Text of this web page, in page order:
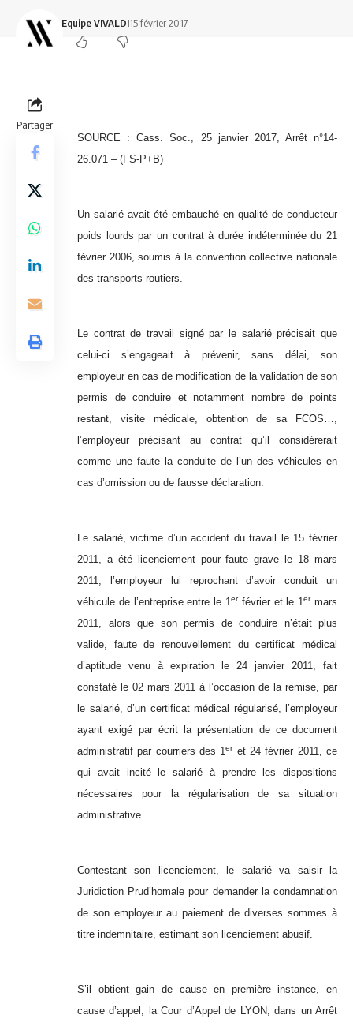
Equipe VIVALDI15 février 2017
Partager
SOURCE : Cass. Soc., 25 janvier 2017, Arrêt n°14-
26.071 – (FS-P+B)
Un salarié avait été embauché en qualité de conducteur
poids lourds par un contrat à durée indéterminée du 21
février 2006, soumis à la convention collective nationale
des transports routiers.
Le contrat de travail signé par le salarié précisait que
celui-ci s’engageait à prévenir, sans délai, son
employeur en cas de modification de la validation de son
permis de conduire et notamment nombre de points
restant, visite médicale, obtention de sa FCOS…,
l’employeur précisant au contrat qu’il considérerait
comme une faute la conduite de l’un des véhicules en
cas d’omission ou de fausse déclaration.
Le salarié, victime d’un accident du travail le 15 février
2011, a été licenciement pour faute grave le 18 mars
2011, l’employeur lui reprochant d’avoir conduit un
véhicule de l’entreprise entre le 1erfévrier et le 1ermars
2011, alors que son permis de conduire n’était plus
valide, faute de renouvellement du certificat médical
d’aptitude venu à expiration le 24 janvier 2011, fait
constaté le 02 mars 2011 à l’occasion de la remise, par
le salarié, d’un certificat médical régularisé, l’employeur
ayant exigé par écrit la présentation de ce document
administratif par courriers des 1eret 24 février 2011, ce
qui avait incité le salarié à prendre les dispositions
nécessaires pour la régularisation de sa situation
administrative.
Contestant son licenciement, le salarié va saisir la
Juridiction Prud’homale pour demander la condamnation
de son employeur au paiement de diverses sommes à
titre indemnitaire, estimant son licenciement abusif.
S’il obtient gain de cause en première instance, en
cause d’appel, la Cour d’Appel de LYON, dans un Arrêt